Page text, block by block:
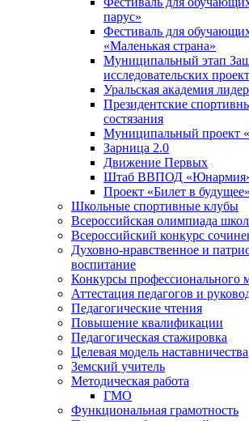
парус»
Фестиваль для
«Маленькая страна»
Муниципальный этап
исследовательских
Уральская академия
Президентские
состязания
Муниципальный проект
Зарница 2.0
Движение Первых
Штаб ВВПОД
Проект «Билет в будущее»
Школьные спортивные клубы
Всероссийская олимпиада
Всероссийский конкурс
Духовно-нравственное и
воспитание
Конкурсы профессионального
Аттестация педагогов и
Педагогические чтения
Повышение квалификации
Педагогическая стажировка
Целевая модель наставничества
Земский учитель
Методическая работа
ГМО
Функциональная грамотность